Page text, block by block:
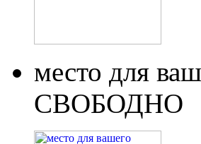
место для
СВОБОДНО